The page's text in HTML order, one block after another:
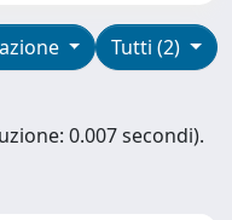
Tutti (2)
0.007 secondi).